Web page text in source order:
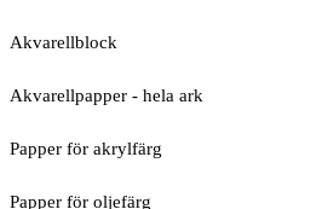
Akvarellblock
Akvarellpapper - hela ark
Papper för akrylfärg
Papper för oljefärg